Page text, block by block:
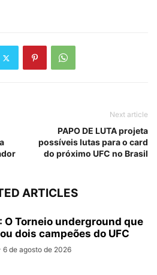
Next article
PAPO DE LUTA projeta
possíveis lutas para o card
do próximo UFC no Brasil
ARTICLES
O Torneio underground que
dois campeões do UFC
6 de agosto de 2026